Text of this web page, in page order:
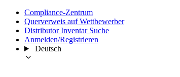
Compliance-Zentrum
Querverweis auf Wettbewerber
Distributor Inventar Suche
Anmelden/Registrieren
Deutsch